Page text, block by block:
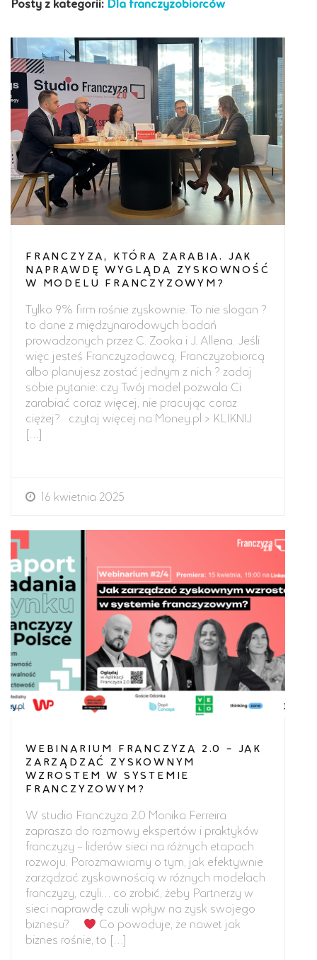
Posty z kategorii: Dla franczyzobiorców
FRANCZYZA, KTÓRA ZARABIA. JAK
NAPRAWDĘ WYGLĄDA ZYSKOWNOŚĆ
W MODELU FRANCZYZOWYM?
Tylko 9% firm rośnie zyskownie. To nie slogan ?
to dane z międzynarodowych badań
prowadzonych przez C. Zooka i J. Allena. Jeśli
więc jesteś Franczyzodawcą, Franczyzobiorcą
albo planujesz zostać jednym z nich ? zadaj
sobie pytanie: czy Twój model pozwala Ci
zarabiać coraz więcej, nie pracując coraz
ciężej? czytaj więcej na Money.pl > KLIKNIJ
[…]
16 kwietnia 2025
WEBINARIUM FRANCZYZA 2.0 – JAK
ZARZĄDZAĆ ZYSKOWNYM
WZROSTEM W SYSTEMIE
FRANCZYZOWYM?
W studio Franczyza 2.0 Monika Ferreira
zaprasza do rozmowy ekspertów i praktyków
franczyzy – liderów sieci na różnych etapach
rozwoju. Porozmawiamy o tym, jak efektywnie
zarządzać zyskownością w różnych modelach
franczyzy, czyli… co zrobić, żeby Partnerzy w
sieci naprawdę czuli wpływ na zysk swojego
biznesu?
Co powoduje, że nawet jak
biznes rośnie, to […]